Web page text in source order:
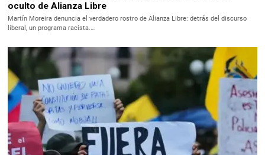
oculto de Alianza Libre
Martín Moreira denuncia el verdadero rostro de Alianza Libre: detrás del discurso
liberal, un programa racista.…